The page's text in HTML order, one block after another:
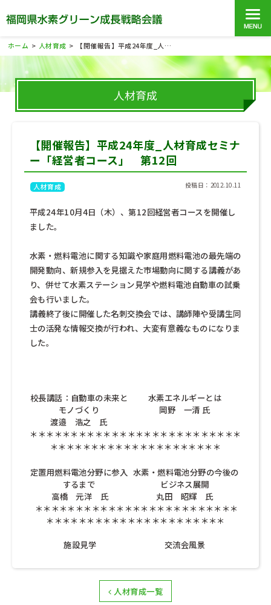
ホーム > 人材育成 > 【開催報告】平成24年度_人材育成セミナー「経営者コース」 第12回
人材育成
【開催報告】平成24年度_人材育成セミナ
ー「経営者コース」 第12回
人材育成 投稿日：2012.10.11
平成24年10月4日（木）、第12回経営者コースを開催し
ました。
水素・燃料電池に関する知識や家庭用燃料電池の最先端の
開発動向、新規参入を見据えた市場動向に関する講義があ
り、併せて水素ステーション見学や燃料電池自動車の試乗
会も行いました。
講義終了後に開催した名刺交換会では、講師陣や受講生同
士の活発な情報交換が行われ、大変有意義なものになりま
した。
校長講話：自動車の未来と
モノづくり
渡邉 浩之 氏
水素エネルギーとは
岡野 一清 氏
＊＊＊＊＊＊＊＊＊＊＊＊＊＊＊＊＊＊＊＊＊＊＊＊＊＊
＊＊＊＊＊＊＊＊＊＊＊＊＊＊＊＊＊＊＊＊＊
定置用燃料電池分野に参入
するまで
高橋 元洋 氏
水素・燃料電池分野の今後の
ビジネス展開
丸田 昭輝 氏
＊＊＊＊＊＊＊＊＊＊＊＊＊＊＊＊＊＊＊＊＊＊＊＊＊
＊＊＊＊＊＊＊＊＊＊＊＊＊＊＊＊＊＊＊＊＊＊
施設見学
交流会風景
人材育成一覧